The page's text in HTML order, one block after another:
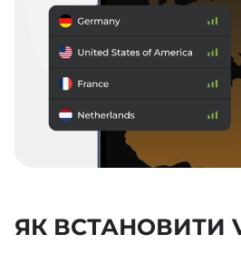
ЯК ВСТАНОВИТИ